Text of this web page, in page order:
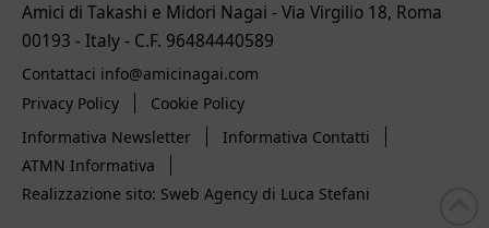
Amici di Takashi e Midori Nagai - Via Virgilio 18, Roma
00193 - Italy - C.F. 96484440589
Contattaci info@amicinagai.com
Privacy Policy
Cookie Policy
Informativa Newsletter
Informativa Contatti
ATMN Informativa
Realizzazione sito: Sweb Agency di Luca Stefani